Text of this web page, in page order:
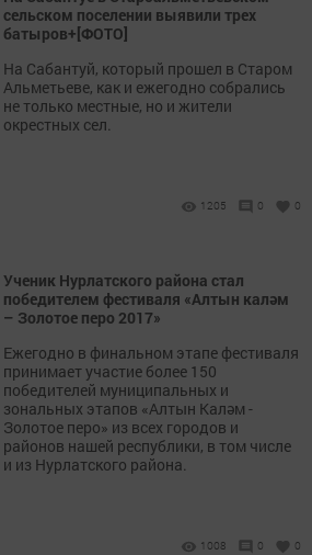
сельском поселении выявили трех
батыров+[ФОТО]
На Сабантуй, который прошел в Старом
Альметьеве, как и ежегодно собрались
не только местные, но и жители
окрестных сел.
1205 0 0
Ученик Нурлатского района стал
победителем фестиваля «Алтын каләм
– Золотое перо 2017»
Ежегодно в финальном этапе фестиваля
принимает участие более 150
победителей муниципальных и
зональных этапов «Алтын Каләм -
Золотое перо» из всех городов и
районов нашей республики, в том числе
и из Нурлатского района.
1008 0 0